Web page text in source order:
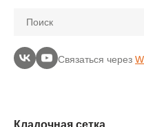
Поиск
Связаться через
Кладочная сетка